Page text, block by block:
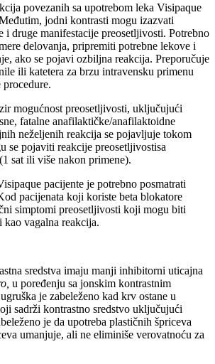
povezanih sa upotrebom leka Visipaque
jodni kontrasti mogu izazvati
i druge manifestacije preosetljivosti. Potrebno
delovanja, pripremiti potrebne lekove i
ako se pojavi ozbiljna reakcija. Preporučuje
ili katetera za brzu intravensku primenu
mogućnost preosetljivosti, uključujući
fatalne anafilaktičke/anafilaktoidne
neželjenih reakcija se pojavljuje tokom
se pojaviti reakcije preosetljivostisa
sat ili više nakon primene).
pacijente je potrebno posmatrati
pacijenata koji koriste beta blokatore
simptomi preosetljivosti koji mogu biti
kao vagalna reakcija.
sredstva imaju manji inhibitorni uticajna
u poređenju sa jonskim kontrastnim
je zabeleženo kad krv ostane u
sadrži kontrastno sredstvo uključujući
je da upotreba plastičnih špriceva
umanjuje, ali ne eliminiše verovatnoću za